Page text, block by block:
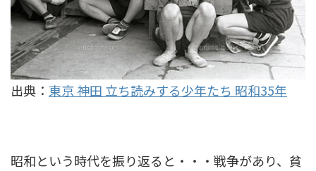
出典： 東京 神田 立ち読みする少年たち 昭和35年
昭和という時代を振り返ると・・・戦争があり、貧